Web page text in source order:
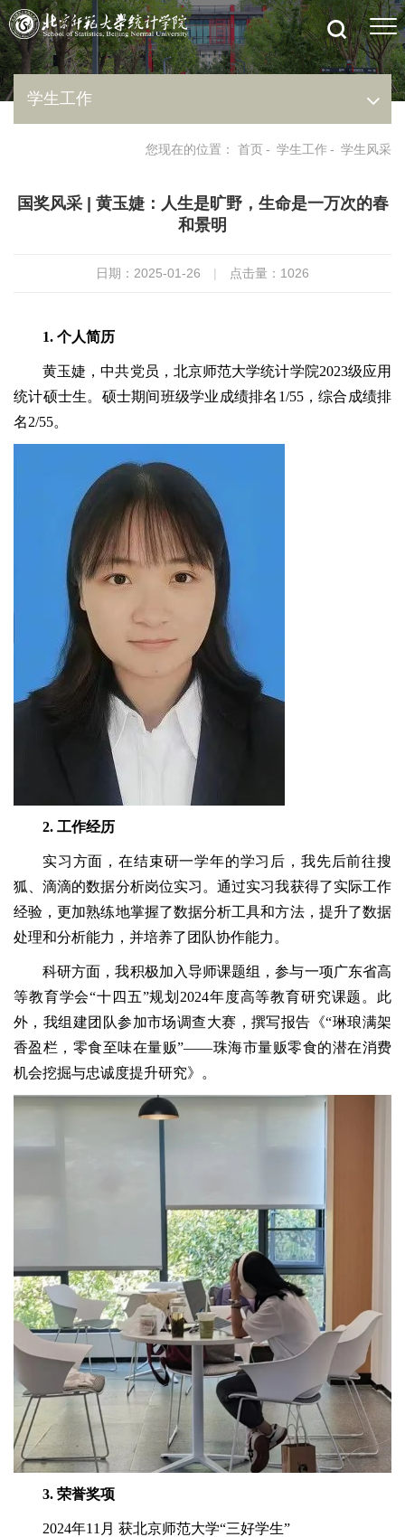
学生工作
您现在的位置： 首页- 学生工作- 学生风采
国奖风采 | 黄玉婕：人生是旷野，生命是一万次的春
和景明
日期：2025-01-26 | 点击量： 1026
1. 个人简历
黄玉婕，中共党员，北京师范大学统计学院2023级应用
统计硕士生。硕士期间班级学业成绩排名1/55，综合成绩排
名2/55。
2. 工作经历
实习方面，在结束研一学年的学习后，我先后前往搜
狐、滴滴的数据分析岗位实习。通过实习我获得了实际工作
经验，更加熟练地掌握了数据分析工具和方法，提升了数据
处理和分析能力，并培养了团队协作能力。
科研方面，我积极加入导师课题组，参与一项广东省高
等教育学会“十四五”规划2024年度高等教育研究课题。此
外，我组建团队参加市场调查大赛，撰写报告《“琳琅满架
香盈栏，零食至味在量贩”——珠海市量贩零食的潜在消费
机会挖掘与忠诚度提升研究》。
3. 荣誉奖项
2024年11月 获北京师范大学“三好学生”